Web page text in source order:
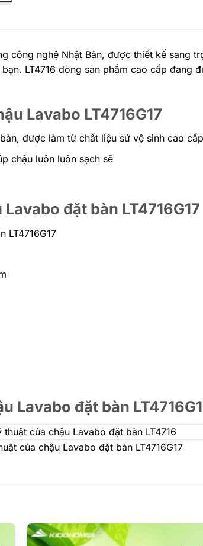
công nghệ Nhật Bản, được thiết kế sang
LT4716 dòng sản phẩm cao cấp đang
Lavabo LT4716G17
được làm từ chất liệu sứ vệ sinh cao
chậu luôn luôn sạch sẽ
đặt bàn LT4716G17
LT4716G17
Lavabo đặt bàn
của chậu Lavabo đặt bàn LT4716G17